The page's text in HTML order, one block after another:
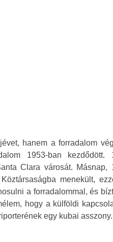
hanem a forradalom
1953-ban kezdődött.
Clara városát. Másnap,
menekült,
a forradalommal, és
hogy a külföldi
egy kubai asszony.